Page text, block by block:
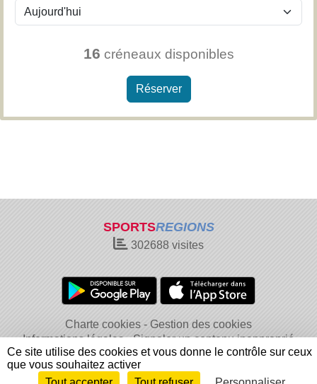
16 créneaux disponibles
Réserver
SPORTSREGIONS
302688 visites
Charte cookies
Gestion des cookies
Informations légales
Signaler un contenu inapproprié
Ce site utilise des cookies et vous donne le contrôle sur ceux
que vous souhaitez activer